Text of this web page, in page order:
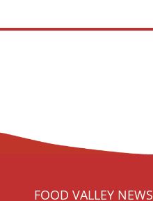
FOOD VALLEY NEWS